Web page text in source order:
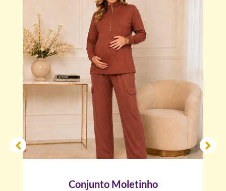
Conjunto Moletinho